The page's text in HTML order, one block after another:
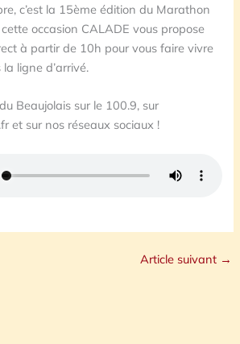
c’est la 15ème édition du Marathon
occasion CALADE vous propose
à partir de 10h pour vous faire vivre
ligne d’arrivé.
Beaujolais sur le 100.9, sur
et sur nos réseaux sociaux !
Article suivant →